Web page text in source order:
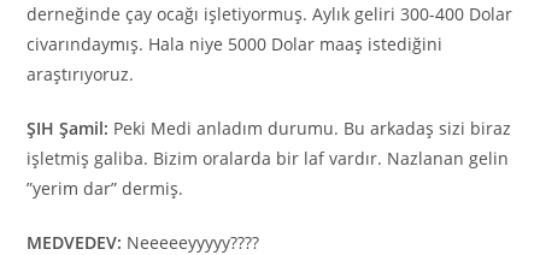
derneğinde çay ocağı işletiyormuş. Aylık geliri 300-400 Dolar
civarındaymış. Hala niye 5000 Dolar maaş istediğini
araştırıyoruz.
ŞIH Şamil: Peki Medi anladım durumu. Bu arkadaş sizi biraz
işletmiş galiba. Bizim oralarda bir laf vardır. Nazlanan gelin
”yerim dar” dermiş.
MEDVEDEV: Neeeeeyyyyy????